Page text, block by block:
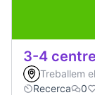
3-4
Treballem
Recerca
0